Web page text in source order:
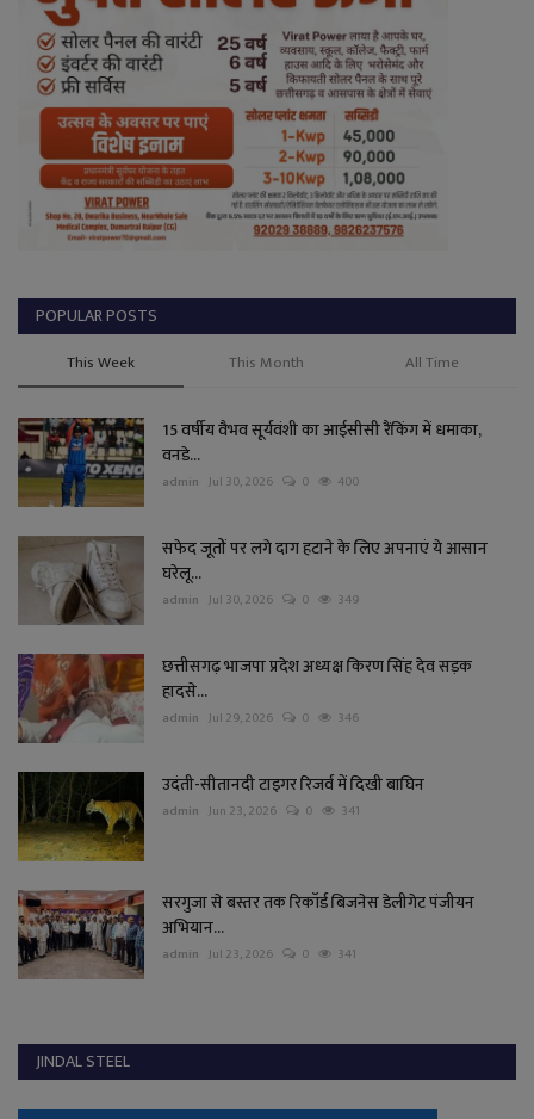
POPULAR POSTS
This Week This Month All Time
15 वर्षीय वैभव सूर्यवंशी का आईसीसी रैंकिंग में धमाका,
वनडे...
admin Jul 30, 2026 0 400
सफेद जूतों पर लगे दाग हटाने के लिए अपनाएं ये आसान
घरेलू...
admin Jul 30, 2026 0 349
छत्तीसगढ़ भाजपा प्रदेश अध्यक्ष किरण सिंह देव सड़क
हादसे...
admin Jul 29, 2026 0 346
उदंती-सीतानदी टाइगर रिजर्व में दिखी बाघिन
admin Jun 23, 2026 0 341
सरगुजा से बस्तर तक रिकॉर्ड बिजनेस डेलीगेट पंजीयन
अभियान...
admin Jul 23, 2026 0 341
JINDAL STEEL